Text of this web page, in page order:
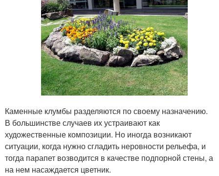
Каменные клумбы разделяются по своему назначению.
В большинстве случаев их устраивают как
художественные композиции. Но иногда возникают
ситуации, когда нужно сгладить неровности рельефа, и
тогда парапет возводится в качестве подпорной стены, а
на нем насаждается цветник.